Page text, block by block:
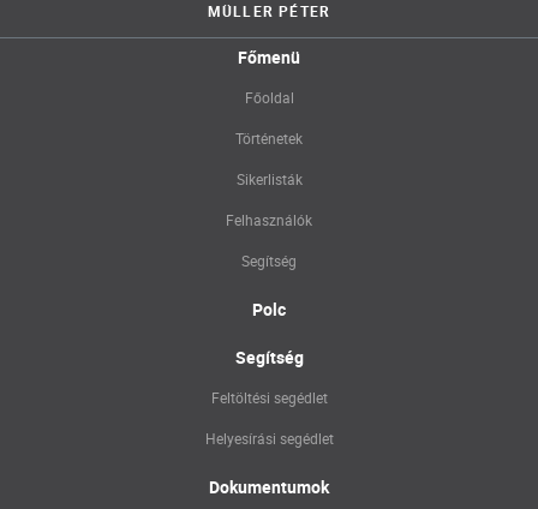
MÜLLER PÉTER
Főmenü
Főoldal
Történetek
Sikerlisták
Felhasználók
Segítség
Polc
Segítség
Feltöltési segédlet
Helyesírási segédlet
Dokumentumok